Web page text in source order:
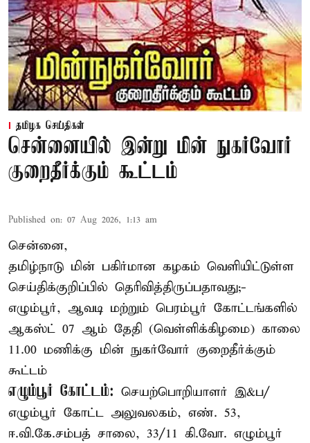
தமிழக செய்திகள்
சென்னையில் இன்று மின் நுகர்வோர்
குறைதீர்க்கும் கூட்டம்
Published on: 07 Aug 2026, 1:13 am
சென்னை,
தமிழ்நாடு மின் பகிர்மான கழகம் வெளியிட்டுள்ள
செய்திக்குறிப்பில் தெரிவித்திருப்பதாவது;-
எழும்பூர், ஆவடி மற்றும் பெரம்பூர் கோட்டங்களில்
ஆகஸ்ட் 07 ஆம் தேதி (வெள்ளிக்கிழமை) காலை
11.00 மணிக்கு மின் நுகர்வோர் குறைதீர்க்கும்
கூட்டம்
எழும்பூர் கோட்டம்: செயற்பொறியாளர் இ&ப/
எழும்பூர் கோட்ட அலுவலகம், எண். 53,
ஈ.வி.கே.சம்பத் சாலை, 33/11 கி.வோ. எழும்பூர்